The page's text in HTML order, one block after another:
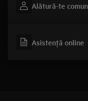
Alătură-te
Asistenţă online